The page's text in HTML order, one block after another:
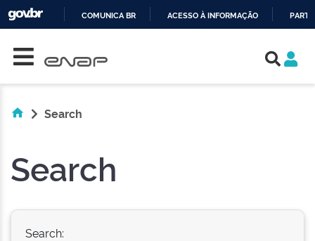
COMUNICA BR ACESSO À INFORMAÇÃO
Search
Search
Search: